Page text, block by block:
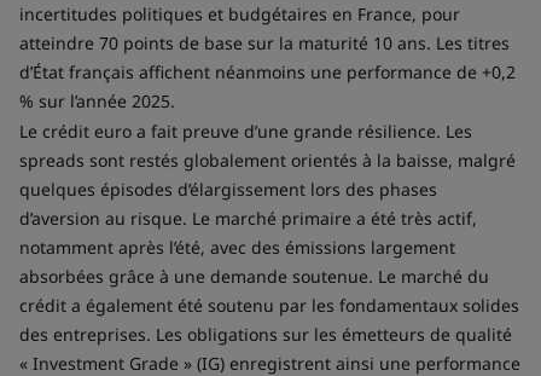
incertitudes politiques et budgétaires en France, pour
atteindre 70 points de base sur la maturité 10 ans. Les titres
d’État français affichent néanmoins une performance de +0,2
% sur l’année 2025.
Le crédit euro a fait preuve d’une grande résilience. Les
spreads sont restés globalement orientés à la baisse, malgré
quelques épisodes d’élargissement lors des phases
d’aversion au risque. Le marché primaire a été très actif,
notamment après l’été, avec des émissions largement
absorbées grâce à une demande soutenue. Le marché du
crédit a également été soutenu par les fondamentaux solides
des entreprises. Les obligations sur les émetteurs de qualité
« Investment Grade » (IG) enregistrent ainsi une performance